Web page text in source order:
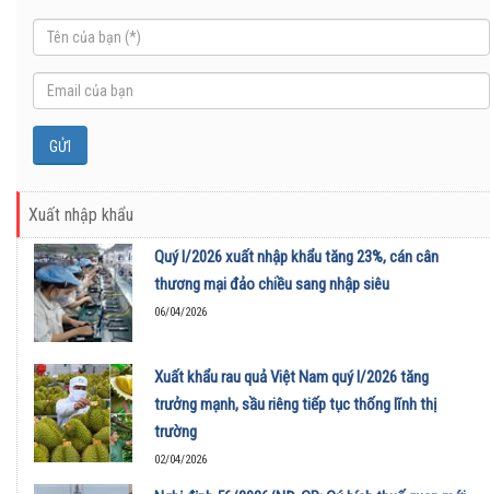
Xuất nhập khẩu
Quý I/2026 xuất nhập khẩu tăng 23%, cán cân
thương mại đảo chiều sang nhập siêu
06/04/2026
Xuất khẩu rau quả Việt Nam quý I/2026 tăng
trưởng mạnh, sầu riêng tiếp tục thống lĩnh thị
trường
02/04/2026